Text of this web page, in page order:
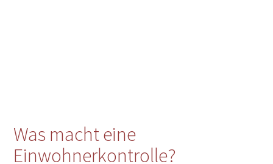
Was macht eine
Einwohnerkontrolle?